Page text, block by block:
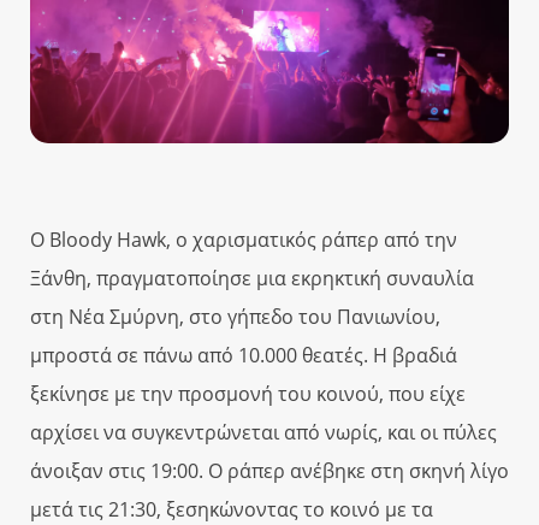
Ο Bloody Hawk, ο χαρισματικός ράπερ από την
Ξάνθη, πραγματοποίησε μια εκρηκτική συναυλία
στη Νέα Σμύρνη, στο γήπεδο του Πανιωνίου,
μπροστά σε πάνω από 10.000 θεατές. Η βραδιά
ξεκίνησε με την προσμονή του κοινού, που είχε
αρχίσει να συγκεντρώνεται από νωρίς, και οι πύλες
άνοιξαν στις 19:00. Ο ράπερ ανέβηκε στη σκηνή λίγο
μετά τις 21:30, ξεσηκώνοντας το κοινό με τα